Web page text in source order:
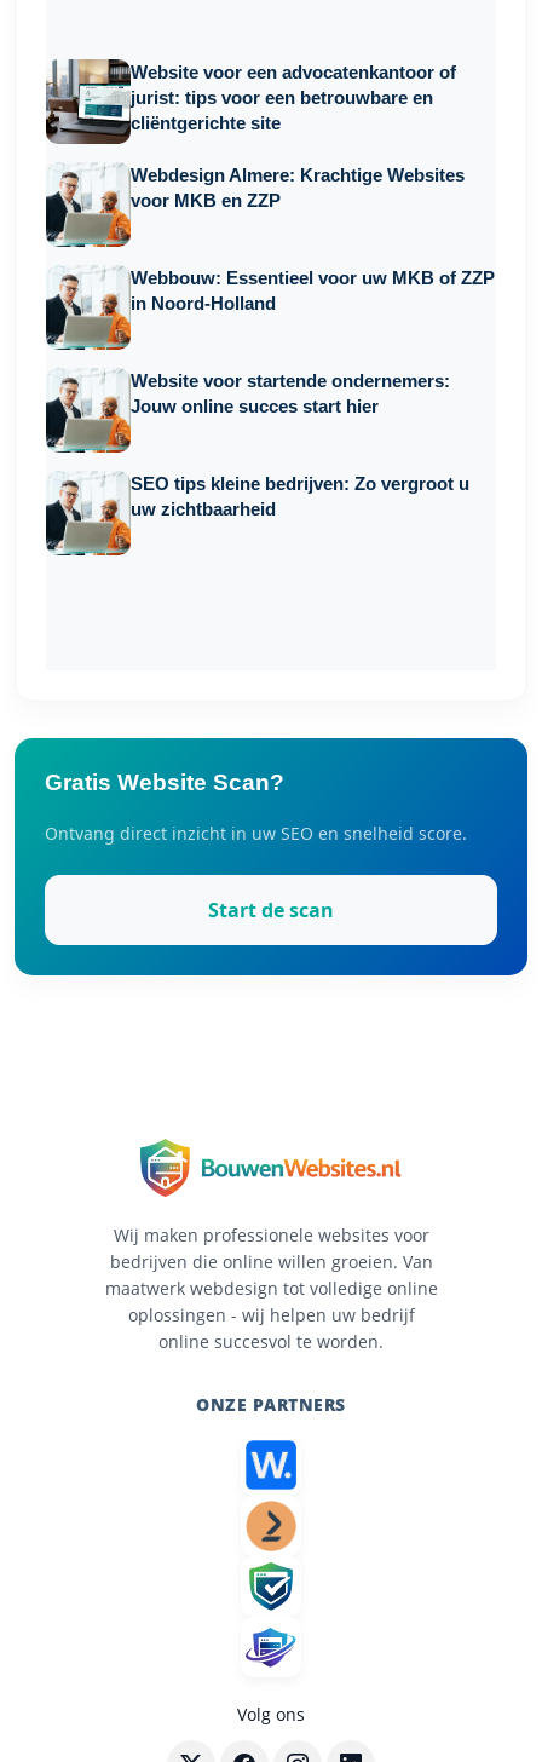
Website voor een advocatenkantoor of
jurist: tips voor een betrouwbare en
cliëntgerichte site
Webdesign Almere: Krachtige Websites
voor MKB en ZZP
Webbouw: Essentieel voor uw MKB of ZZP
in Noord-Holland
Website voor startende ondernemers:
Jouw online succes start hier
SEO tips kleine bedrijven: Zo vergroot u
uw zichtbaarheid
Gratis Website Scan?
Ontvang direct inzicht in uw SEO en snelheid score.
Start de scan
Wij maken professionele websites voor
bedrijven die online willen groeien. Van
maatwerk webdesign tot volledige online
oplossingen - wij helpen uw bedrijf
online succesvol te worden.
ONZE PARTNERS
Volg ons